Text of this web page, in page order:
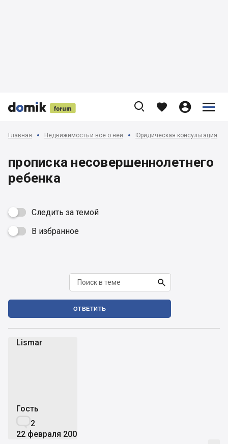


 
    


Главная Недвижимость и все о ней Юридическая консультация
прописка несовершеннолетнего
ребенка
Следить за темой
 В избранное

ОТВЕТИТЬ
Lismar
Гость
2
22 февраля 2007